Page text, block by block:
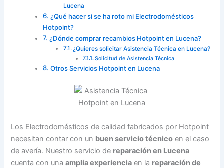
Lucena
¿Qué hacer si se ha roto mi Electrodomésticos
Hotpoint?
¿Dónde comprar recambios Hotpoint en Lucena?
¿Quieres solicitar Asistencia Técnica en Lucena?
Solicitud de Asistencia Técnica
Otros Servicios Hotpoint en Lucena
Los Electrodomésticos de calidad fabricados por Hotpoint
necesitan contar con un buen servicio técnico en el caso
de avería. Nuestro servicio de reparación en Lucena
cuenta con unaamplia experiencia en la reparación de